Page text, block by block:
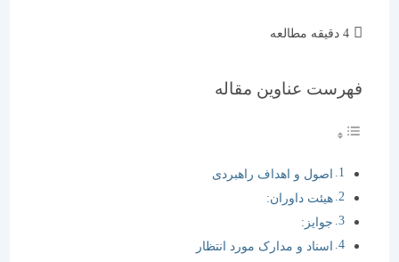
فهرست عناوین مقاله
اصول و اهداف راهبردی
هیئت داوران:
جوایز:
اسناد و مدارک مورد انتظار